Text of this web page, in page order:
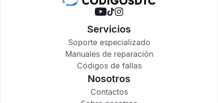
Servicios
Soporte especializado
Manuales de reparación
Códigos de fallas
Nosotros
Contactos